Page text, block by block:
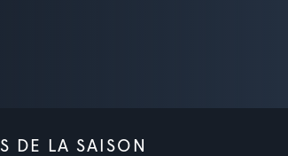
DE LA SAISON